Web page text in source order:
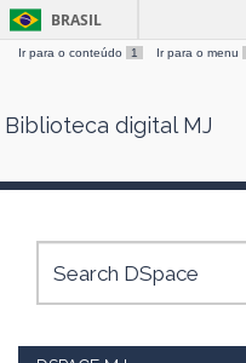
Skip
BRASIL
Ir para o conteúdo 1 Ir para o menu
Biblioteca digital MJ